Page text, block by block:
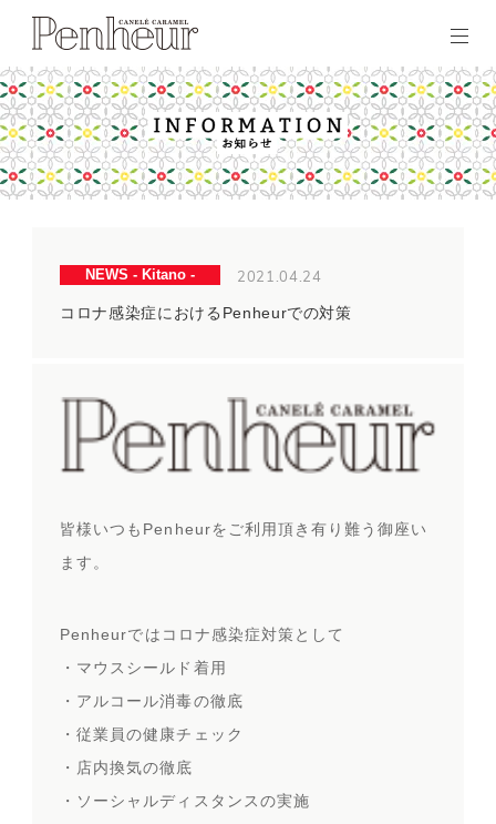
NEWS - Kitano - 2021.04.24
コロナ感染症におけるPenheurでの対策
皆様いつもPenheurをご利用頂き有り難う御座い
ます。
Penheurではコロナ感染症対策として
・マウスシールド着用
・アルコール消毒の徹底
・従業員の健康チェック
・店内換気の徹底
・ソーシャルディスタンスの実施